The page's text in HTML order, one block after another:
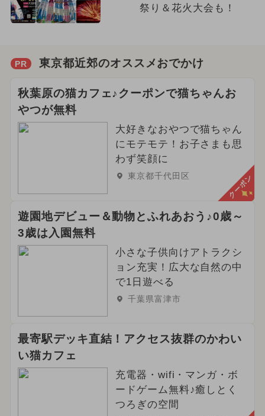
祭り＆花火大会も！
PR 東京都近郊のオススメおでかけ
秋葉原の猫カフェ♪クーポンで猫ちゃんお
やつが無料
大好きなおやつで猫ちゃん
にモテモテ！お子さまも思
わず笑顔に
東京都千代田区 クーポン
遊園地デビュー＆動物とふれあおう♪0歳～
3歳は入園無料
小さな子供向けアトラクシ
ョン充実！広大な自然の中
で1日遊べる
千葉県富津市
最寄駅デッキ直結！アクセス抜群のかわい
い猫カフェ
充電器・wifi・マンガ・ボ
ードゲーム無料♪癒しとく
つろぎの空間